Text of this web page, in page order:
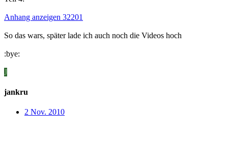
Anhang anzeigen 32201
So das wars, später lade ich auch noch die Videos hoch
:bye:
J
jankru
2 Nov. 2010